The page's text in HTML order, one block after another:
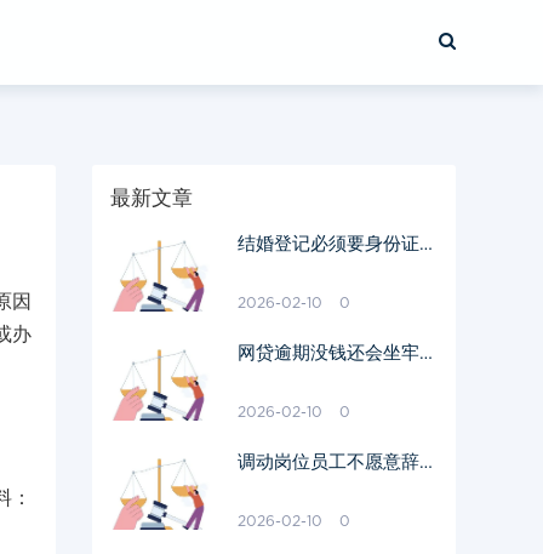
因
办
最新文章
结婚登记必须要身份证原
2026-02-10 0
网贷逾期没钱还会坐牢吗
2026-02-10 0
调动岗位员工不愿意辞职
2026-02-10 0